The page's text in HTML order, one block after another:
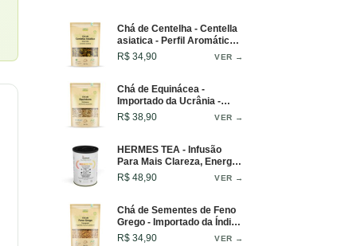
Chá de Centelha - Centella
asiatica - Perfil Aromático e
Fresco - 50g
R$ 34,90 VER →
Chá de Equinácea -
Importado da Ucrânia -
Infusão Intensa e Marcante
- 50g
R$ 38,90 VER →
HERMES TEA - Infusão
Para Mais Clareza, Energia
e Foco. Blend Ideal Para
Começar o Dia ou Como
R$ 48,90 VER →
Chá de Sementes de Feno
Grego - Importado da Índia -
100g
R$ 34,90 VER →